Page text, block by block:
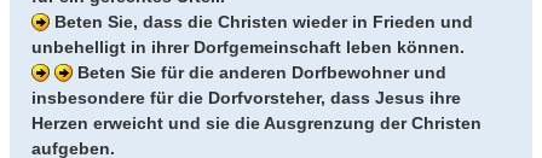
Beten Sie, dass die Christen wieder in Frieden und
unbehelligt in ihrer Dorfgemeinschaft leben können.
Beten Sie für die anderen Dorfbewohner und
insbesondere für die Dorfvorsteher, dass Jesus ihre
Herzen erweicht und sie die Ausgrenzung der Christen
aufgeben.